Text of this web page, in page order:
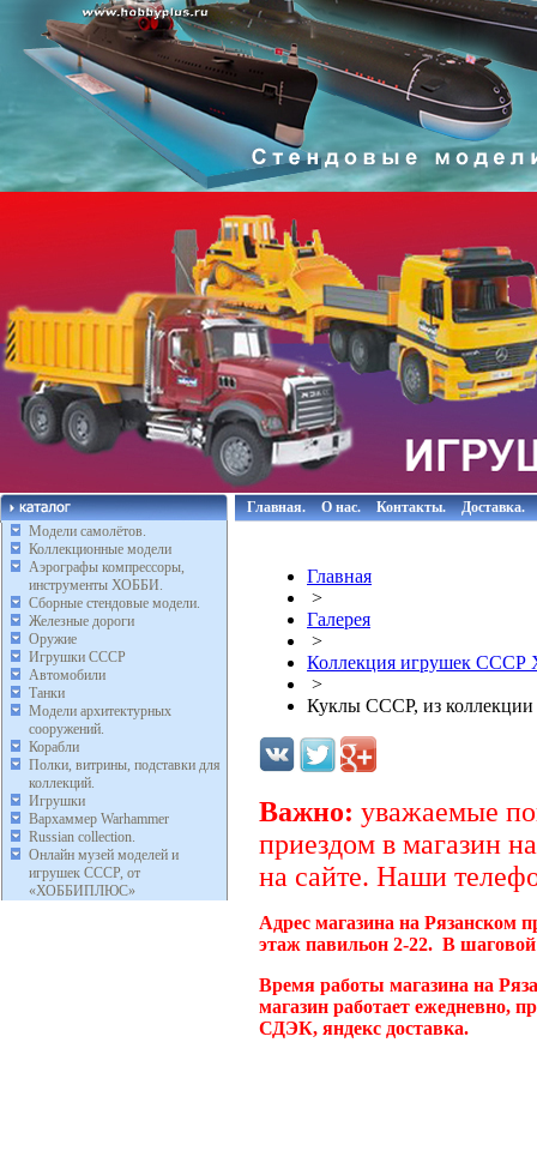
Модели самолётов.
Коллекционные модели
Аэрографы компрессоры,
инструменты ХОББИ.
Сборные стендовые модели.
Железные дороги
Оружие
Игрушки СССР
Автомобили
Танки
Модели архитектурных
сооружений.
Корабли
Полки, витрины, подставки для
коллекций.
Игрушки
Вархаммер Warhammer
Russian collection.
Онлайн музей моделей и
игрушек СССР, от
«ХОББИПЛЮС»
Главная. О нас. Контакты. Доставка.
Главная
>
Галерея
>
Коллекция игрушек
>
Куклы СССР, из
Важно: уважаемые
приездом в магазин
на сайте. Наши
Адрес магазина на Рязанском
этаж павильон 2-22. В
Время работы магазина на
магазин работает ежедневно,
СДЭК, яндекс доставка.